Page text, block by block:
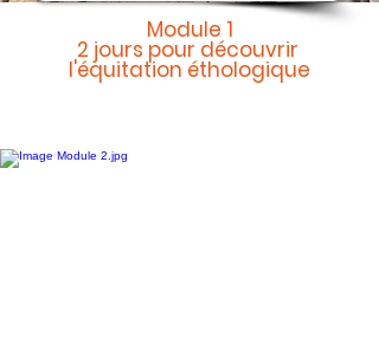
Module 1
2 jours pour découvrir
l'équitation éthologique